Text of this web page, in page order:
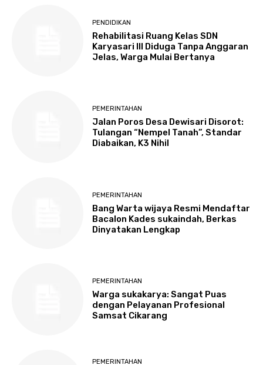
PENDIDIKAN
Rehabilitasi Ruang Kelas SDN
Karyasari III Diduga Tanpa Anggaran
Jelas, Warga Mulai Bertanya
PEMERINTAHAN
Jalan Poros Desa Dewisari Disorot:
Tulangan “Nempel Tanah”, Standar
Diabaikan, K3 Nihil
PEMERINTAHAN
Bang Warta wijaya Resmi Mendaftar
Bacalon Kades sukaindah, Berkas
Dinyatakan Lengkap
PEMERINTAHAN
Warga sukakarya: Sangat Puas
dengan Pelayanan Profesional
Samsat Cikarang
PEMERINTAHAN